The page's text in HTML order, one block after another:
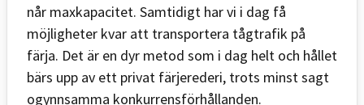
når maxkapacitet. Samtidigt har vi i dag få
möjligheter kvar att transportera tågtrafik på
färja. Det är en dyr metod som i dag helt och hållet
bärs upp av ett privat färjerederi, trots minst sagt
ogynnsamma konkurrensförhållanden.